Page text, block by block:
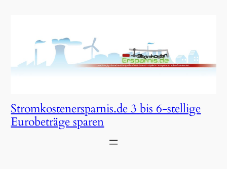
Stromkostenersparnis.de 3 bis 6-stellige
Eurobeträge sparen